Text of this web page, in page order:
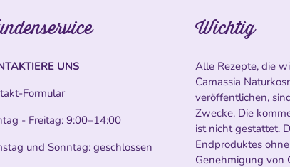
UNS
Formular
- Freitag: 9:00–14:00
und Sonntag: geschlossen
Wichtig
Alle Rezepte, die
Camassia
veröffentlichen,
Zwecke. Die
ist nicht gestattet.
Endproduktes
Genehmigung von